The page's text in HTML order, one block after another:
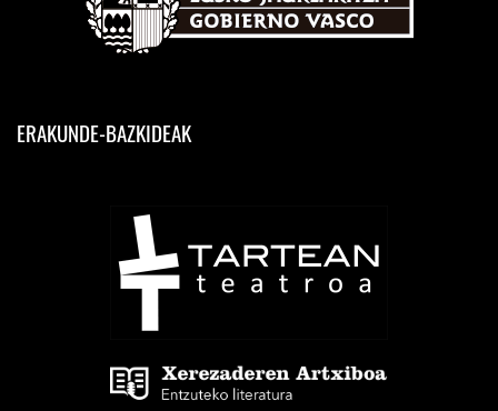
ERAKUNDE-BAZKIDEAK